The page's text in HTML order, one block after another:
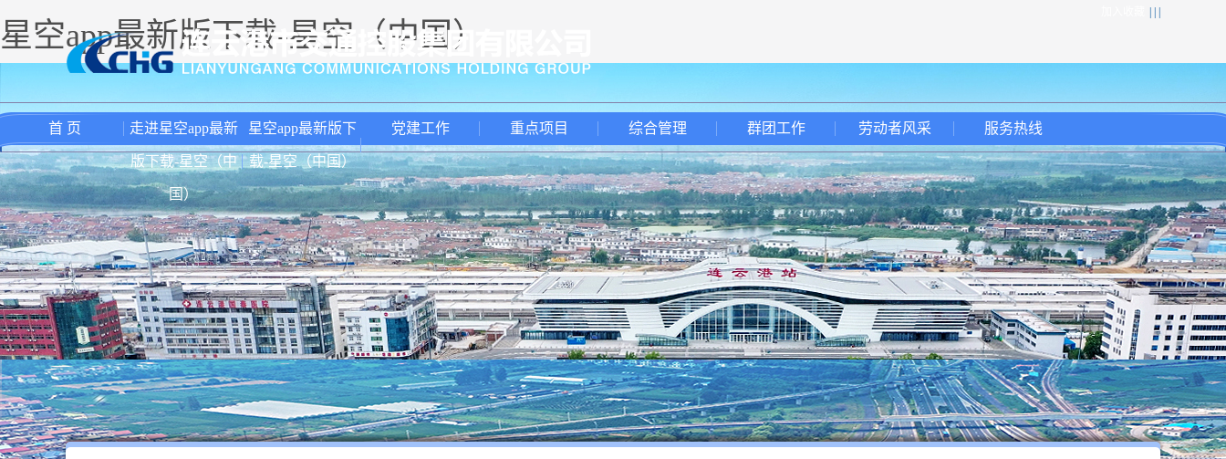
星空app最新版下载-星空（中国）
首 页 走进星空app最新
版下载-星空（中
国）
星空app最新版下
载-星空（中国）
党建工作 重点项目 综合管理 群团工作 劳动者风采 服务热线